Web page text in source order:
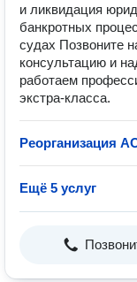
и ликвидация
банкротных
судах Позвоните
консультацию и
работаем
экстра-класса.
Реорганизация
Ещё 5 услуг